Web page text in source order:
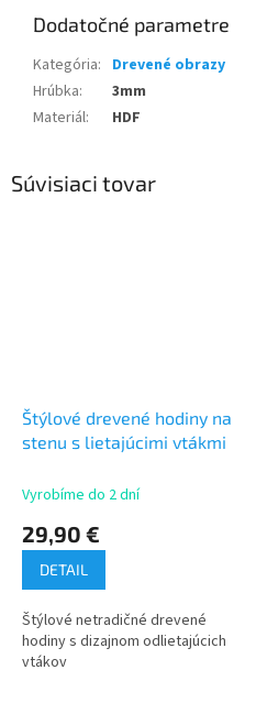
Dodatočné parametre
Kategória: Drevené obrazy
Hrúbka:
3mm
Materiál: HDF
Súvisiaci tovar
Štýlové drevené hodiny na
stenu s lietajúcimi vtákmi
Vyrobíme do 2 dní
29,90 €
DETAIL
Štýlové netradičné drevené
hodiny s dizajnom odlietajúcich
vtákov